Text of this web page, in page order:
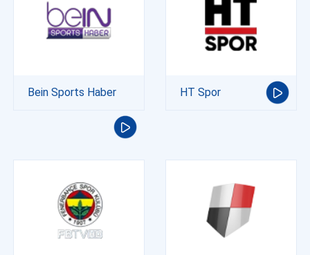
Bein Sports Haber HT Spor